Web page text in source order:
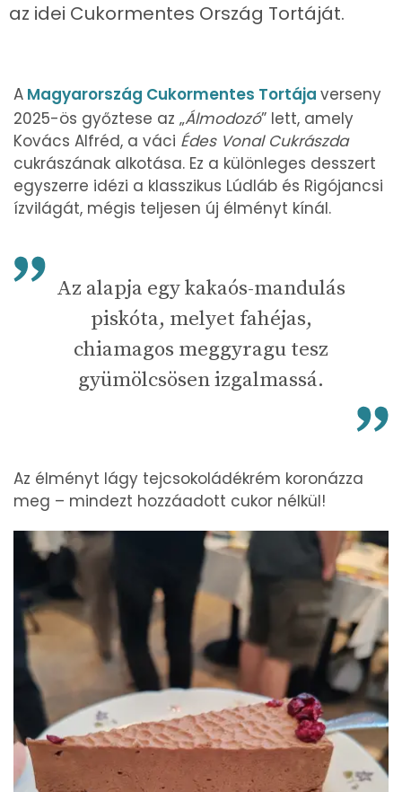
az idei Cukormentes Ország Tortáját.
A Magyarország Cukormentes Tortája verseny
2025-ös győztese az „Álmodozó” lett, amely
Kovács Alfréd, a váci Édes Vonal Cukrászda
cukrászának alkotása. Ez a különleges desszert
egyszerre idézi a klasszikus Lúdláb és Rigójancsi
ízvilágát, mégis teljesen új élményt kínál.
Az alapja egy kakaós-mandulás
piskóta, melyet fahéjas,
chiamagos meggyragu tesz
gyümölcsösen izgalmassá.
Az élményt lágy tejcsokoládékrém koronázza
meg – mindezt hozzáadott cukor nélkül!